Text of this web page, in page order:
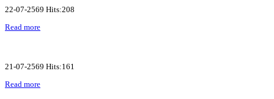
22-07-2569 Hits:208
Read more
21-07-2569 Hits:161
Read more